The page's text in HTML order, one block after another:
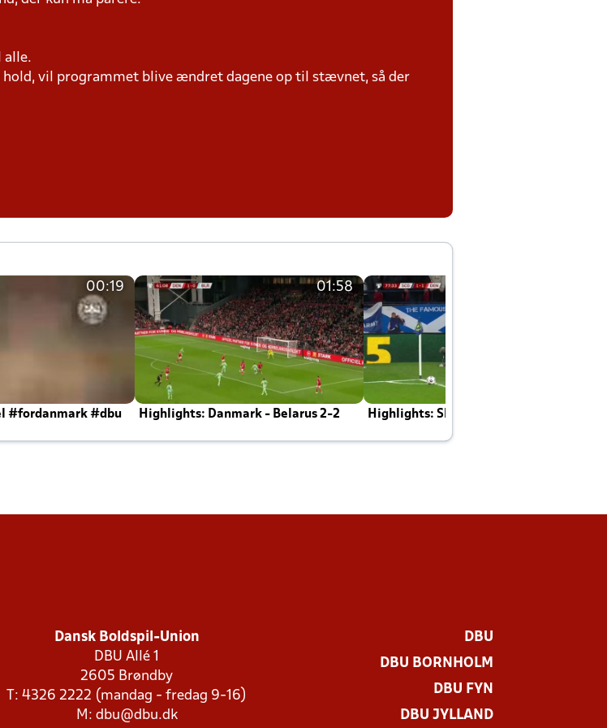
alle.
vil programmet blive ændret dagene op til stævnet, så der
00:19
#fordanmark #dbu
01:58
Highlights: Danmark - Belarus 2-2 Highlights: Skotland - Danmark 4-2
Dansk Boldspil-Union
DBU Allé 1
2605 Brøndby
T: 4326 2222 (mandag - fredag 9-16)
M: dbu@dbu.dk
DBU
DBU BORNHOLM
DBU FYN
DBU JYLLAND